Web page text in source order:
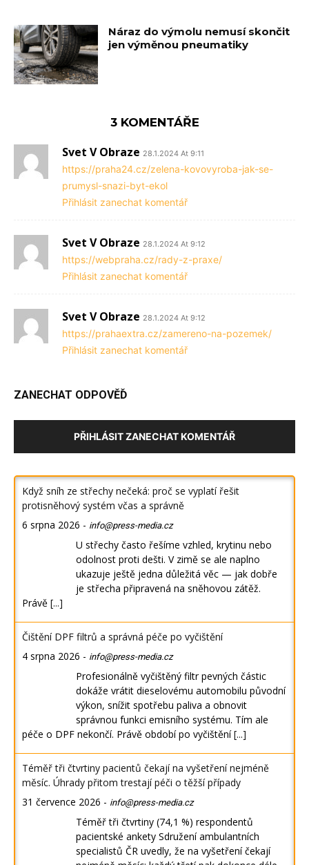
Náraz do výmolu nemusí skončit
jen výměnou pneumatiky
3 KOMENTÁŘE
Svet V Obraze 28.1.2024 At 9:11
https://praha24.cz/zelena-kovovyroba-jak-se-
prumysl-snazi-byt-ekol
Přihlásit zanechat komentář
Svet V Obraze 28.1.2024 At 9:12
https://webpraha.cz/rady-z-praxe/
Přihlásit zanechat komentář
Svet V Obraze 28.1.2024 At 9:12
https://prahaextra.cz/zamereno-na-pozemek/
Přihlásit zanechat komentář
ZANECHAT ODPOVĚĎ
PŘIHLÁSIT ZANECHAT KOMENTÁŘ
Když sníh ze střechy nečeká: proč se vyplatí řešit
protisněhový systém včas a správně
6 srpna 2026 - info@press-media.cz
U střechy často řešíme vzhled, krytinu nebo
odolnost proti dešti. V zimě se ale naplno
ukazuje ještě jedna důležitá věc — jak dobře
je střecha připravená na sněhovou zátěž.
Právě [...]
Čištění DPF filtrů a správná péče po vyčištění
4 srpna 2026 - info@press-media.cz
Profesionálně vyčištěný filtr pevných částic
dokáže vrátit dieselovému automobilu původní
výkon, snížit spotřebu paliva a obnovit
správnou funkci emisního systému. Tím ale
péče o DPF nekončí. Právě období po vyčištění[...]
Téměř tři čtvrtiny pacientů čekají na vyšetření nejméně
měsíc. Úhrady přitom trestají péči o těžší případy
31 července 2026 - info@press-media.cz
Téměř tři čtvrtiny (74,1 %) respondentů
pacientské ankety Sdružení ambulantních
specialistů ČR uvedly, že na vyšetření čekají